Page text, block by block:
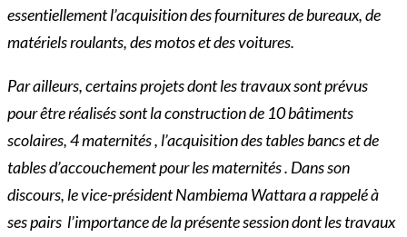
essentiellement l’acquisition des fournitures de bureaux, de
matériels roulants, des motos et des voitures.
Par ailleurs, certains projets dont les travaux sont prévus
pour être réalisés sont la construction de 10 bâtiments
scolaires, 4 maternités , l’acquisition des tables bancs et de
tables d’accouchement pour les maternités . Dans son
discours, le vice-président Nambiema Wattara a rappelé à
ses pairs l’importance de la présente session dont les travaux